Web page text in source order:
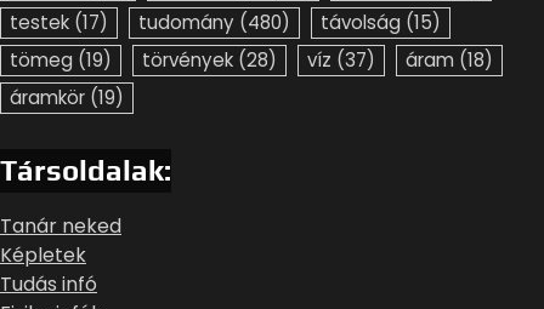
testek (17) tudomány (480) távolság (15)
tömeg (19) törvények (28) víz (37) áram (18)
áramkör (19)
Társoldalak:
Tanár neked
Képletek
Tudás infó